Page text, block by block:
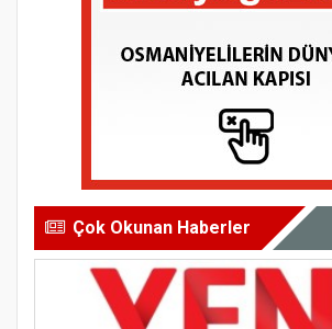
Çok Okunan Haberler